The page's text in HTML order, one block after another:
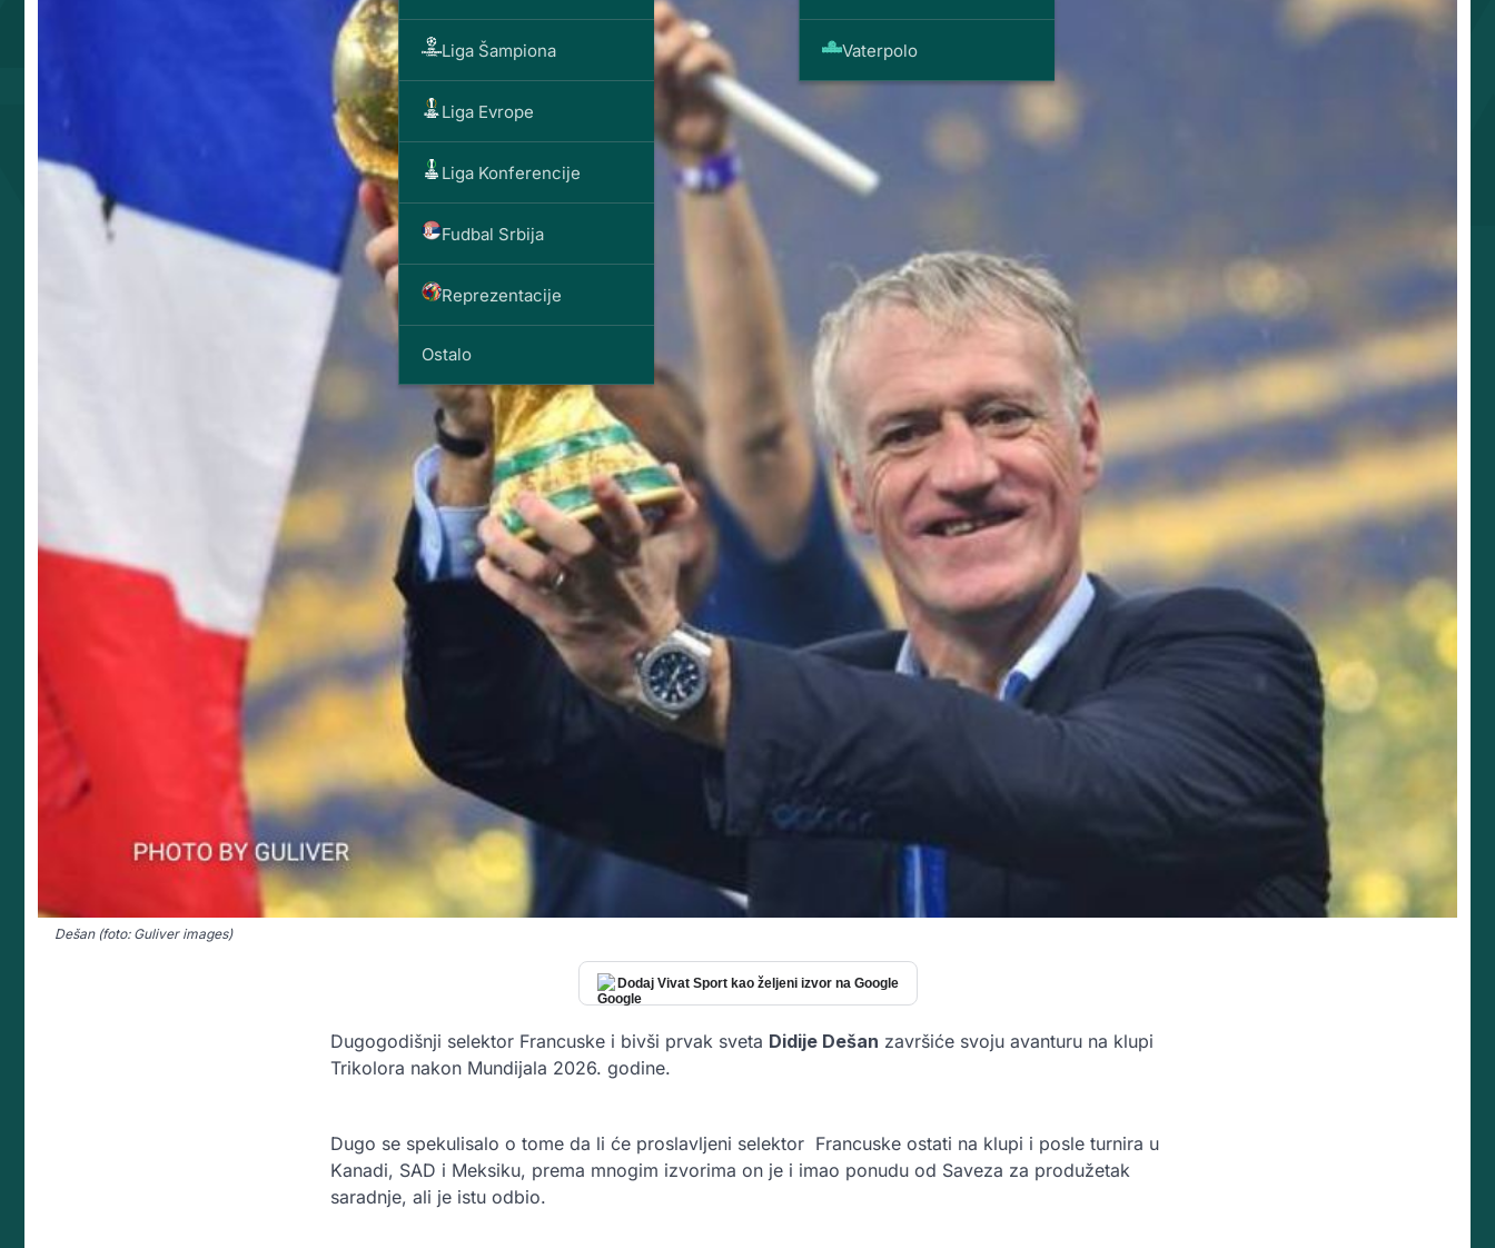
Liga Šampiona
Liga Evrope
Liga Konferencije
Fudbal Srbija
Reprezentacije
Ostalo
Vaterpolo
Dešan (foto: Guliver images)
Dodaj Vivat Sport kao željeni izvor na Google
Dugogodišnji selektor Francuske i bivši prvak sveta Didije Dešan završiće svoju avanturu na klupi
Trikolora nakon Mundijala 2026. godine.
Dugo se spekulisalo o tome da li će proslavljeni selektor Francuske ostati na klupi i posle turnira u
Kanadi, SAD i Meksiku, prema mnogim izvorima on je i imao ponudu od Saveza za produžetak
saradnje, ali je istu odbio.